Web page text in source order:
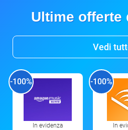
Ultime offerte
Vedi
-100%
In evidenza
-100%
In